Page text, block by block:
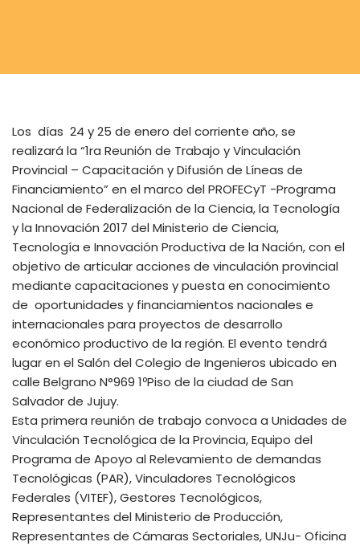
Los días 24 y 25 de enero del corriente año, se
realizará la “1ra Reunión de Trabajo y Vinculación
Provincial – Capacitación y Difusión de Líneas de
Financiamiento” en el marco del PROFECyT -Programa
Nacional de Federalización de la Ciencia, la Tecnología
y la Innovación 2017 del Ministerio de Ciencia,
Tecnología e Innovación Productiva de la Nación, con el
objetivo de articular acciones de vinculación provincial
mediante capacitaciones y puesta en conocimiento
de oportunidades y financiamientos nacionales e
internacionales para proyectos de desarrollo
económico productivo de la región. El evento tendrá
lugar en el Salón del Colegio de Ingenieros ubicado en
calle Belgrano N°969 1ºPiso de la ciudad de San
Salvador de Jujuy.
Esta primera reunión de trabajo convoca a Unidades de
Vinculación Tecnológica de la Provincia, Equipo del
Programa de Apoyo al Relevamiento de demandas
Tecnológicas (PAR), Vinculadores Tecnológicos
Federales (VITEF), Gestores Tecnológicos,
Representantes del Ministerio de Producción,
Representantes de Cámaras Sectoriales, UNJu- Oficina